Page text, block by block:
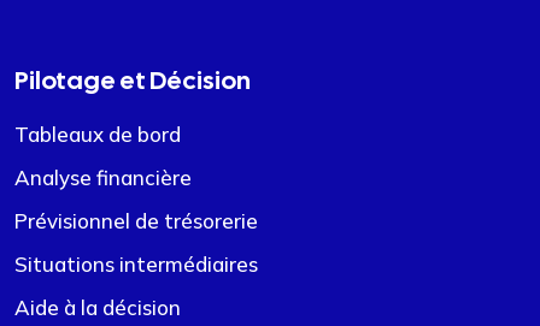
Pilotage et Décision
Tableaux de bord
Analyse financière
Prévisionnel de trésorerie
Situations intermédiaires
Aide à la décision